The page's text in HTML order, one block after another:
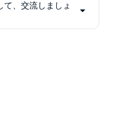
など多岐にわたる方
て、交流しましょ